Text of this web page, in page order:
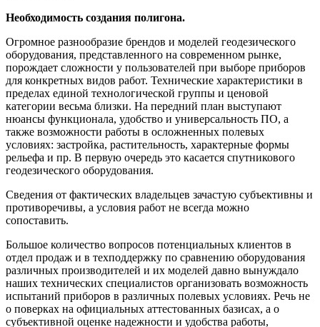
Необходимость создания полигона.
Огромное разнообразие брендов и моделей геодезического
оборудования, представленного на современном рынке,
порождает сложности у пользователей при выборе приборов
для конкретных видов работ. Технические характеристики в
пределах единой технологической группы и ценовой
категории весьма близки. На передний план выступают
нюансы функционала, удобство и универсальность ПО, а
также возможности работы в осложненных полевых
условиях: застройка, растительность, характерные формы
рельефа и пр. В первую очередь это касается спутникового
геодезического оборудования.
Сведения от фактических владельцев зачастую субъективны и
противоречивы, а условия работ не всегда можно
сопоставить.
Большое количество вопросов потенциальных клиентов в
отдел продаж и в техподдержку по сравнению оборудования
различных производителей и их моделей давно вынуждало
наших технических специалистов организовать возможность
испытаний приборов в различных полевых условиях. Речь не
о поверках на официальных аттестованных базисах, а о
субъективной оценке надежности и удобства работы,